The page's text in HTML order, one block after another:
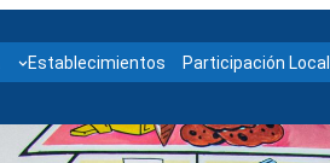
Establecimientos Participación Local